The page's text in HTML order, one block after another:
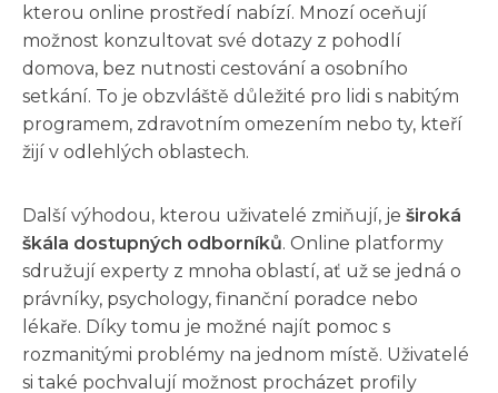
kterou online prostředí nabízí. Mnozí oceňují
možnost konzultovat své dotazy z pohodlí
domova, bez nutnosti cestování a osobního
setkání. To je obzvláště důležité pro lidi s nabitým
programem, zdravotním omezením nebo ty, kteří
žijí v odlehlých oblastech.
Další výhodou, kterou uživatelé zmiňují, je široká
škála dostupných odborníků. Online platformy
sdružují experty z mnoha oblastí, ať už se jedná o
právníky, psychology, finanční poradce nebo
lékaře. Díky tomu je možné najít pomoc s
rozmanitými problémy na jednom místě. Uživatelé
si také pochvalují možnost procházet profily